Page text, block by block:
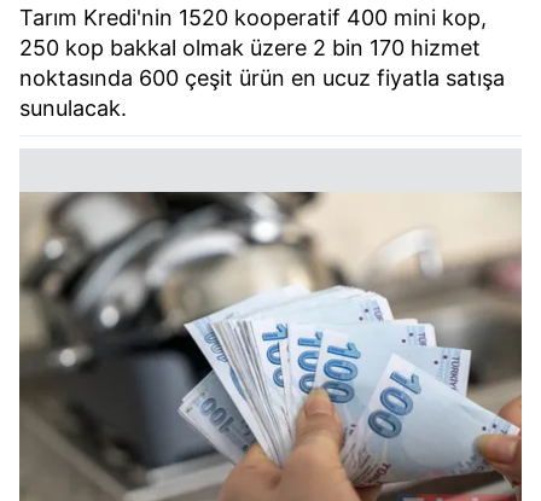
Tarım Kredi'nin 1520 kooperatif 400 mini kop,
250 kop bakkal olmak üzere 2 bin 170 hizmet
noktasında 600 çeşit ürün en ucuz fiyatla satışa
sunulacak.